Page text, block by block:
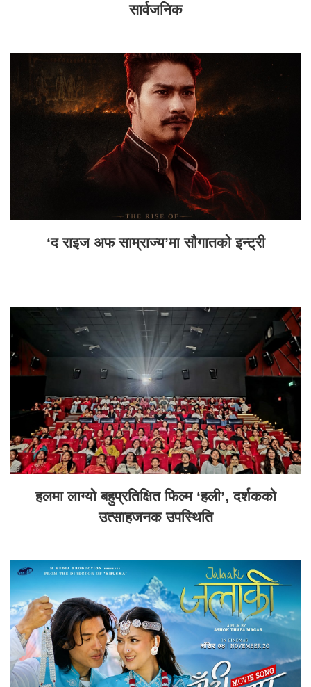
सार्वजनिक
‘द राइज अफ साम्राज्य’मा सौगातको इन्ट्री
हलमा लाग्यो बहुप्रतिक्षित फिल्म ‘हली’, दर्शकको
उत्साहजनक उपस्थिति